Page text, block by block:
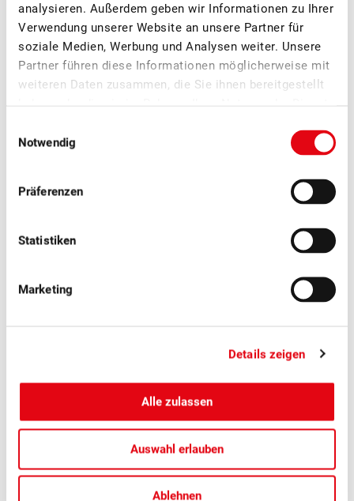
analysieren. Außerdem geben wir Informationen zu Ihrer
Verwendung unserer Website an unsere Partner für
soziale Medien, Werbung und Analysen weiter. Unsere
Partner führen diese Informationen möglicherweise mit
weiteren Daten zusammen, die Sie ihnen bereitgestellt
Notwendig
Präferenzen
Statistiken
Marketing
Details zeigen
Alle zulassen
Auswahl erlauben
Ablehnen
Mit über 2500 Sorten haben
Schweizer Früchte das ganze
Jahr Saison.
SCHWEIZER FRÜCHTEN
Deine Lieblingsfrüchte dieser Saison
Schweizer Früchte versorgen dich mit Vitaminen und
Nährstoffen, die Körper und Geist guttun.